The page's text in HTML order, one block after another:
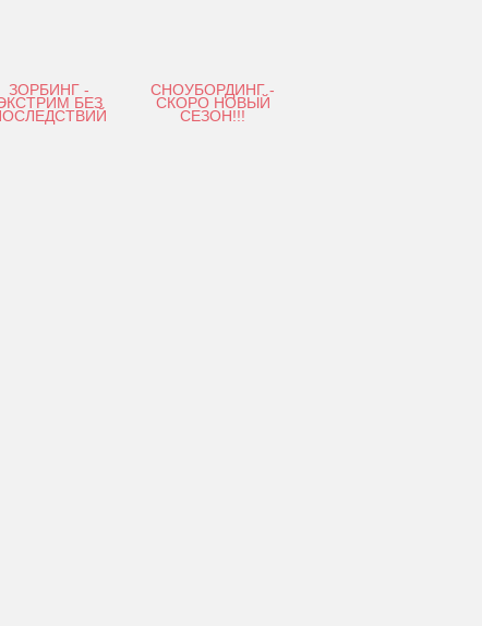
ЗОРБИНГ -
БЕЗ
СНОУБОРДИНГ -
СКОРО НОВЫЙ
СЕЗОН!!!